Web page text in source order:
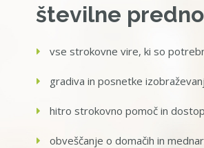
številne
vse strokovne vire, ki so
gradiva in posnetke
hitro strokovno pomoč in
obveščanje o domačih in